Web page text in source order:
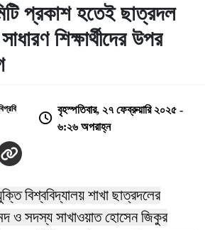
প্রকাশ হতেই ছাত্রদল
শিক্ষার্থীদের উপর
বৃহস্পতিবার, ২৭ ফেব্রুয়ারি ২০২৫ -
৬:২৬ অপরাহ্ন
বিশ্ববিদ্যালয় শাখা ছাত্রদলের
ও সদস্য সাখাওয়াত হোসেন জিকুর